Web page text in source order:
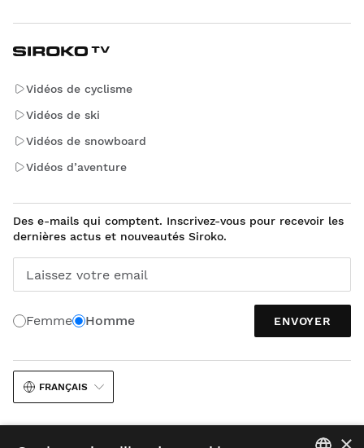
Vidéos de cyclisme
Vidéos de ski
Vidéos de snowboard
Vidéos d’aventure
Des e-mails qui comptent. Inscrivez-vous pour recevoir les
dernières actus et nouveautés Siroko.
Laissez votre email
Femme Homme ENVOYER
FRANÇAIS